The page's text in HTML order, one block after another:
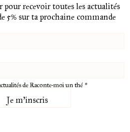
pour recevoir toutes les actualités
5% sur ta prochaine commande
de Raconte-moi un thé *
Je m'inscris